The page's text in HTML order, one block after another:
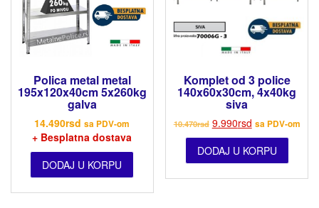
Polica metal metal
195x120x40cm 5x260kg
galva
14.490rsd sa PDV-om
+ Besplatna dostava
DODAJ U KORPU
Komplet od 3 police
140x60x30cm, 4x40kg
siva
10.470rsd 9.990rsd sa PDV-om
DODAJ U KORPU